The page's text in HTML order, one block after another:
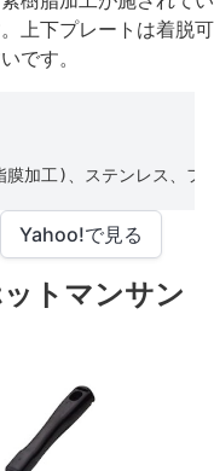
上下プレートは着脱可
です。
加工)、ステンレス、フ
Yahoo!で見る
トマンサン